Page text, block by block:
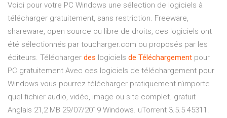
Voici pour votre PC Windows une sélection de logiciels à
télécharger gratuitement, sans restriction. Freeware,
shareware, open source ou libre de droits, ces logiciels ont
été sélectionnés par toucharger.com ou proposés par les
éditeurs. Télécharger des logiciels de Téléchargement pour
PC gratuitement Avec ces logiciels de téléchargement pour
Windows vous pourrez télécharger pratiquement n'importe
quel fichier audio, vidéo, image ou site complet. gratuit
Anglais 21,2 MB 29/07/2019 Windows. uTorrent 3.5.5 45311.